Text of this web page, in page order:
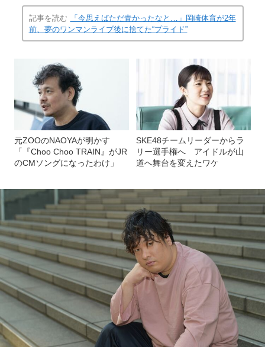
記事を読む
「今思えばただ青かったなと…」岡崎体育が2年
前、夢のワンマンライブ後に捨てた“プライド”
元ZOOのNAOYAが明かす
「『Choo Choo TRAIN』がJR
のCMソングになったわけ」
SKE48チームリーダーからラ
リー選手権へ アイドルが山
道へ舞台を変えたワケ